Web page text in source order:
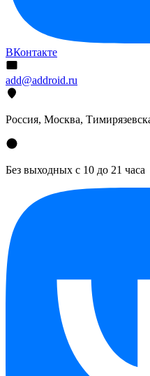
ВКонтакте
add@addroid.ru
Россия, Москва,
Без выходных с 10 до 21 часа